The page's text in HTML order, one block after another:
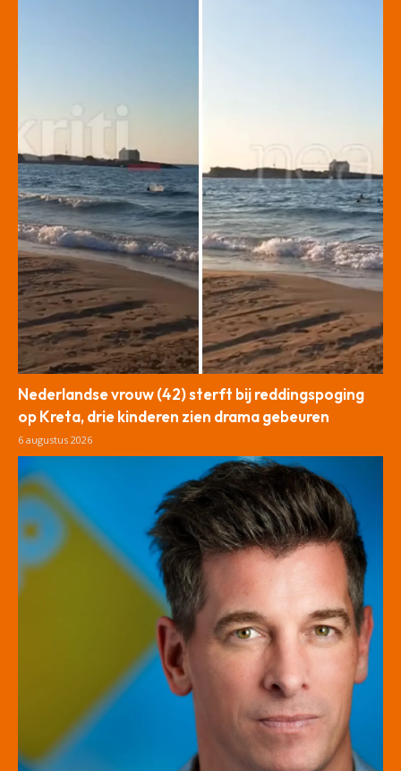
Nederlandse vrouw (42) sterft bij reddingspoging
op Kreta, drie kinderen zien drama gebeuren
6 augustus 2026